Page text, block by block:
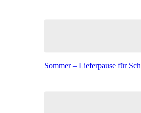
Sommer – Lieferpause für